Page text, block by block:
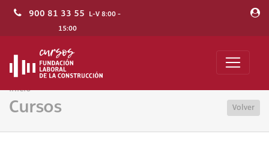
900 81 33 55 L-V 8:00 -
15:00
Inicio
Cursos Volver